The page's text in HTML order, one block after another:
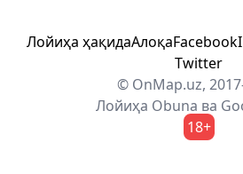
Лойиҳа ҳақидаАлоқаFacebook
Twitter
© OnMap.uz,
Лойиҳа Obuna ва
18+